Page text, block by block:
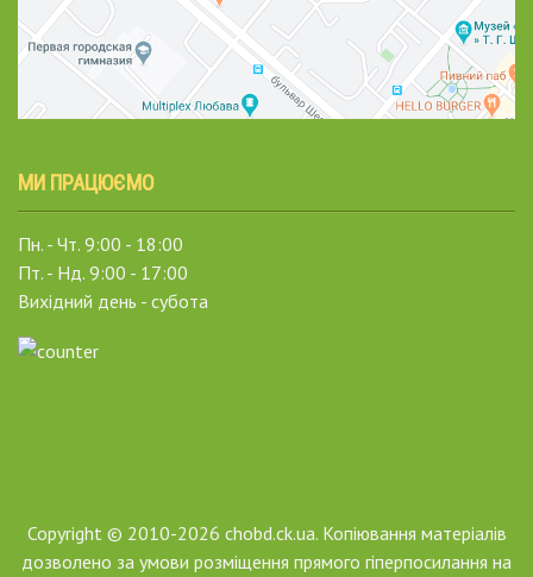
МИ ПРАЦЮЄМО
Пн. - Чт. 9:00 - 18:00
Пт. - Нд. 9:00 - 17:00
Вихідний день - субота
Copyright © 2010-2026 chobd.ck.ua. Копіювання матеріалів
дозволено за умови розміщення прямого гіперпосилання на